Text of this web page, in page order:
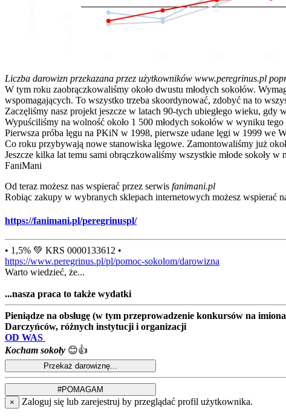
Liczba darowizn przekazana przez użytkowników www.peregrinus.pl
W tym roku zaobrączkowaliśmy około dwustu młodych sokołów.
wspomagających. To wszystko trzeba skoordynować, zdobyć na to
Zaczęliśmy nasz projekt jeszcze w latach 90-tych ubiegłego wieku, gdy
Wypuściliśmy na wolność około 1 500 młodych sokołów w wyniku
Pierwsza próba lęgu na PKiN w 1998, pierwsze udane lęgi w 1999 we
Co roku przybywają nowe stanowiska lęgowe. Zamontowaliśmy już
Jeszcze kilka lat temu sami obrączkowaliśmy wszystkie młode sokoły
FaniMani
Od teraz możesz nas wspierać przez serwis fanimani.pl
Robiąc zakupy w wybranych sklepach internetowych możesz wspierać
https://fanimani.pl/peregrinuspl/
• 1,5% 💚 KRS 0000133612 •
https://www.peregrinus.pl/pl/pomoc-sokolom/darowizna
Warto wiedzieć, że...
...nasza praca to także wydatki
Pieniądze na obsługę (w tym przeprowadzenie konkursów na
Darczyńców, różnych instytucji i organizacji
OD WAS
Kocham sokoły 😊👍
× Zaloguj się lub zarejestruj by przeglądać profil użytkownika.